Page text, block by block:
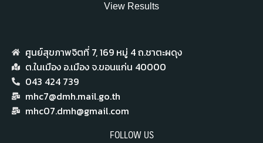
View Results
ศูนย์สุขภาพจิตที่ 7,​ 169 หมู่ 4 ถ.ชาตะผดุง
ต.ในเมือง อ.เมือง จ.ขอนแก่น 40000
043 424 739
mhc7@dmh.mail.go.th
mhc07.dmh@gmail.com
FOLLOW US